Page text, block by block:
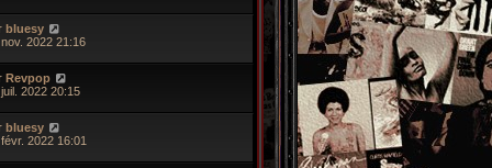
bluesy
2022 21:16
Revpop
2022 20:15
bluesy
2022 16:01